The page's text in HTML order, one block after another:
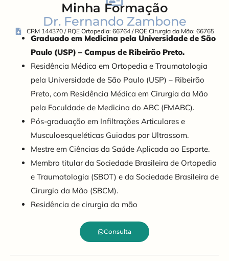
Minha Formação
Dr. Fernando Zambone
CRM 144370 / RQE Ortopedia: 66764 / RQE Cirurgia da Mão: 66765
Graduado em Medicina pela Universidade de São
Paulo (USP) – Campus de Ribeirão Preto.
Residência Médica em Ortopedia e Traumatologia
pela Universidade de São Paulo (USP) – Ribeirão
Preto, com Residência Médica em Cirurgia da Mão
pela Faculdade de Medicina do ABC (FMABC).
Pós-graduação em Infiltrações Articulares e
Musculoesqueléticas Guiadas por Ultrassom.
Mestre em Ciências da Saúde Aplicada ao Esporte.
Membro titular da Sociedade Brasileira de Ortopedia
e Traumatologia (SBOT) e da Sociedade Brasileira de
Cirurgia da Mão (SBCM).
Residência de cirurgia da mão
Consulta